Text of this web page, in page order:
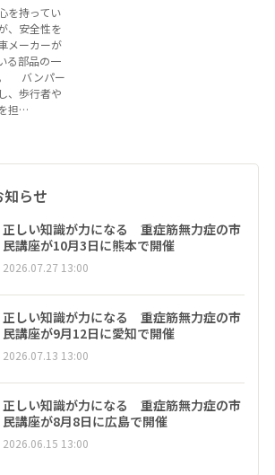
を持ってい
、安全性を
メーカーが
る部品の一
。 バンパー
、歩行者や
担…
らせ
正しい知識が力になる 重症筋無力症の市
民講座が10月3日に熊本で開催
2026.07.27 13:00
正しい知識が力になる 重症筋無力症の市
民講座が9月12日に愛知で開催
2026.07.13 13:00
正しい知識が力になる 重症筋無力症の市
民講座が8月8日に広島で開催
2026.06.15 13:00